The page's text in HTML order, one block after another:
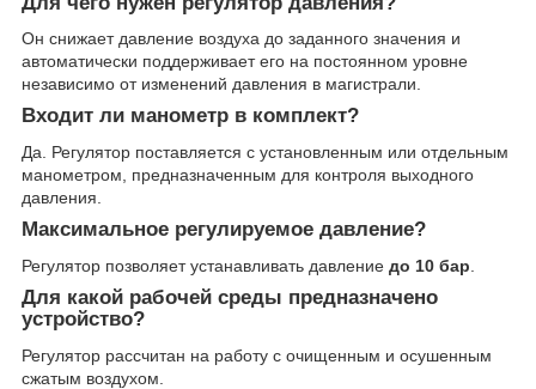
Он снижает давление воздуха до заданного значения и
автоматически поддерживает его на постоянном уровне
независимо от изменений давления в магистрали.
Входит ли манометр в комплект?
Да. Регулятор поставляется с установленным или отдельным
манометром, предназначенным для контроля выходного
давления.
Максимальное регулируемое давление?
Регулятор позволяет устанавливать давление до 10 бар
Для какой рабочей среды предназначено
устройство?
Регулятор рассчитан на работу с очищенным и осушенным
сжатым воздухом.